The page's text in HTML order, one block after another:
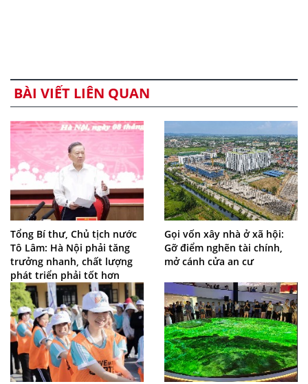
BÀI VIẾT LIÊN QUAN
Tổng Bí thư, Chủ tịch nước
Tô Lâm: Hà Nội phải tăng
trưởng nhanh, chất lượng
phát triển phải tốt hơn
Gọi vốn xây nhà ở xã hội:
Gỡ điểm nghẽn tài chính,
mở cánh cửa an cư